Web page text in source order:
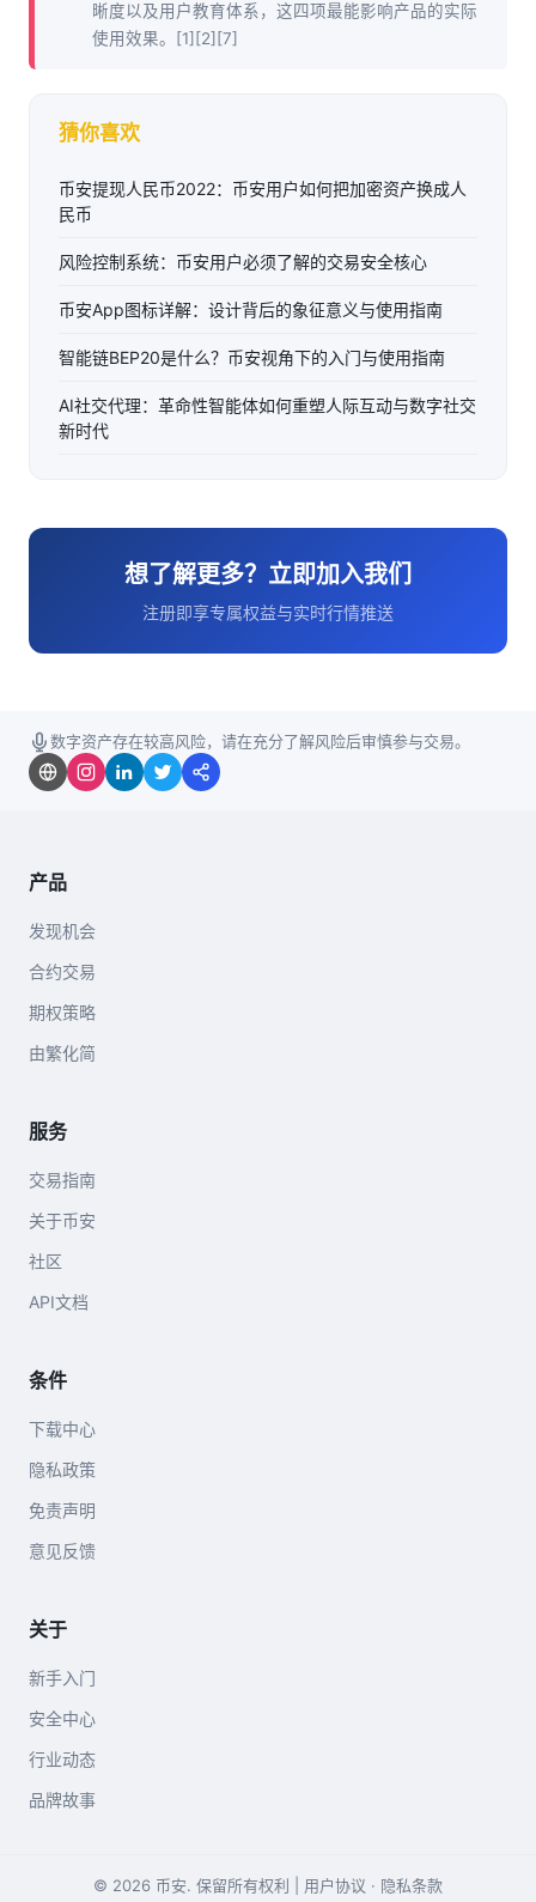
晰度以及用户教育体系，这四项最能影响产品的实际
使用效果。[1][2][7]
猜你喜欢
币安提现人民币2022：币安用户如何把加密资产换成人
民币
风险控制系统：币安用户必须了解的交易安全核心
币安App图标详解：设计背后的象征意义与使用指南
智能链BEP20是什么？币安视角下的入门与使用指南
AI社交代理：革命性智能体如何重塑人际互动与数字社交
新时代
想了解更多？立即加入我们
注册即享专属权益与实时行情推送
数字资产存在较高风险，请在充分了解风险后审慎参与交易。
产品
发现机会
合约交易
期权策略
由繁化简
服务
交易指南
关于币安
社区
API文档
条件
下载中心
隐私政策
免责声明
意见反馈
关于
新手入门
安全中心
行业动态
品牌故事
© 2026 币安. 保留所有权利 | 用户协议 · 隐私条款